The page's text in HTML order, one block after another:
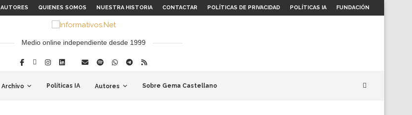
AUTORES QUIENES SOMOS NUESTRA HISTORIA CONTACTAR POLÍTICAS DE PRIVACIDAD POLÍTICAS IA FUNDACIÓN
Medio online independiente desde 1999
Archivo Políticas IA Autores Sobre Gema Castellano